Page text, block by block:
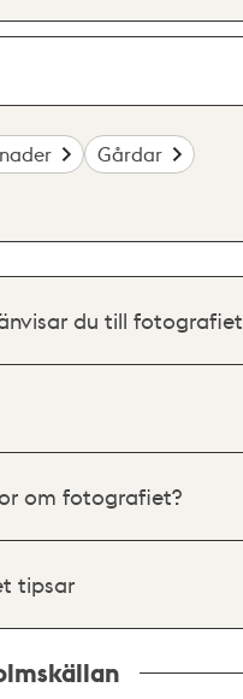
Gårdar
du till fotografiet
om fotografiet?
tipsar